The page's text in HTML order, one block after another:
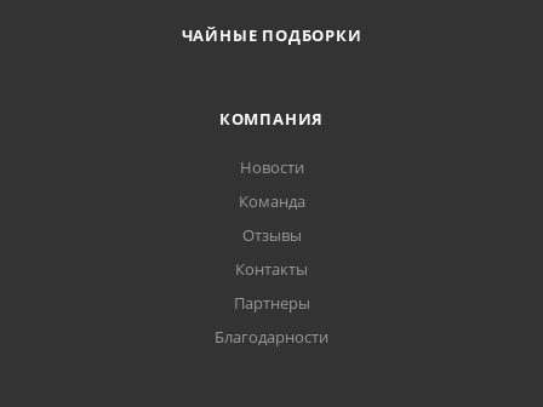
ЧАЙНЫЕ ПОДБОРКИ
КОМПАНИЯ
Новости
Команда
Отзывы
Контакты
Партнеры
Благодарности